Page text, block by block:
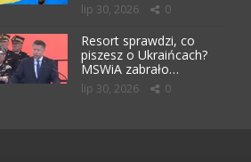
lip 30, 2026 0
Resort sprawdzi, co
piszesz o Ukraińcach?
MSWiA zabrało…
lip 30, 2026 0